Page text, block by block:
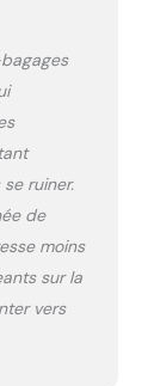
:
:
ruiner.
de
moins
sur la
vers